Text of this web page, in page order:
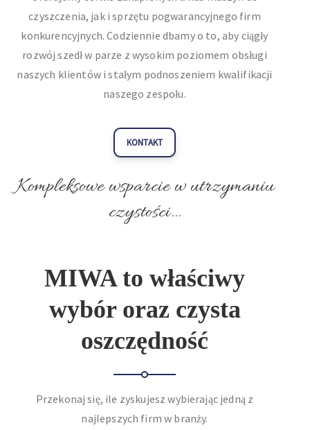
czyszczenia, jak i sprzętu pogwarancyjnego firm
konkurencyjnych. Codziennie dbamy o to, aby ciągły
rozwój szedł w parze z wysokim poziomem obsługi
naszych klientów i stałym podnoszeniem kwalifikacji
naszego zespołu.
KONTAKT
Kompleksowe wsparcie w utrzymaniu
czystości...
MIWA to właściwy
wybór oraz czysta
oszczędność
Przekonaj się, ile zyskujesz wybierając jedną z
najlepszych firm w branży.